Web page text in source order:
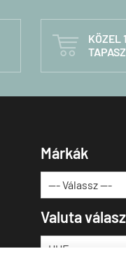

KÖZEL
Márkák
Valuta